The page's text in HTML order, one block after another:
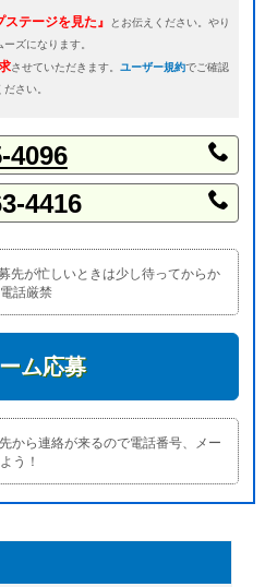
ステージを見た』
とお伝えください。やり
ーズになります。
させていただきます。 ユーザー規約でご確認
ださい。
4096
4416
先が忙しいときは少し待ってからか
話厳禁
ム応募
から連絡が来るので電話番号、メー
う！